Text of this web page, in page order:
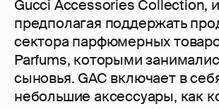
Gucci Accessories Collection,
предполагая поддержать
сектора парфюмерных
Parfums, которыми
сыновья. GAC включает в
небольшие аксессуары, как